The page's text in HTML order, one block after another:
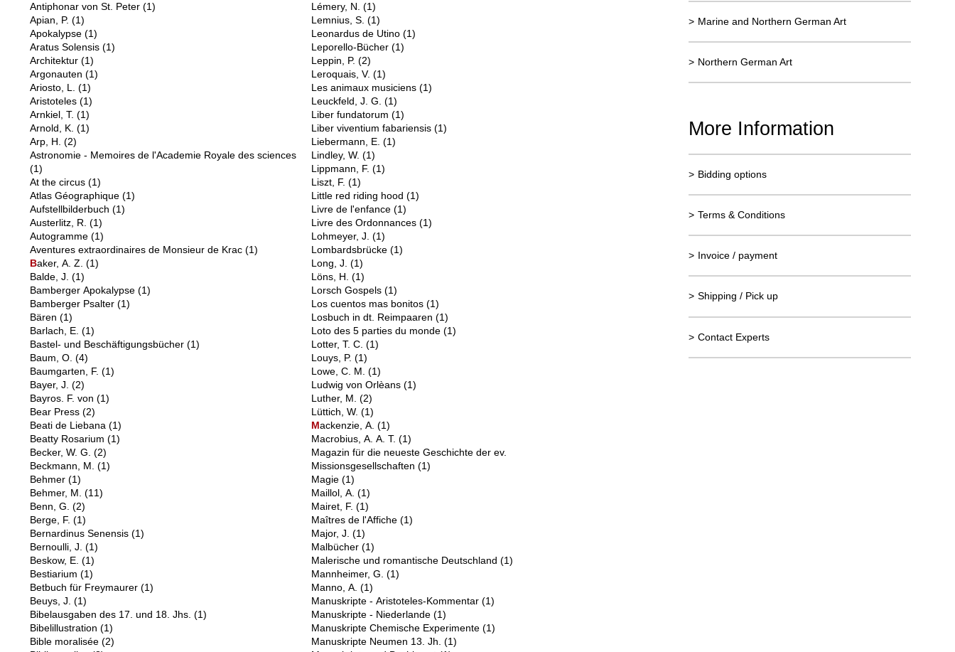
> Marine and Northern German Art
> Northern German Art
More Information
> Bidding options
> Terms & Conditions
> Invoice / payment
> Shipping / Pick up
> Contact Experts
Antiphonar von St. Peter (1)
Apian, P. (1)
Apokalypse (1)
Aratus Solensis (1)
Architektur (1)
Argonauten (1)
Ariosto, L. (1)
Aristoteles (1)
Arnkiel, T. (1)
Arnold, K. (1)
Arp, H. (2)
Astronomie - Memoires de l'Academie Royale des sciences
(1)
At the circus (1)
Atlas Géographique (1)
Aufstellbilderbuch (1)
Austerlitz, R. (1)
Autogramme (1)
Aventures extraordinaires de Monsieur de Krac (1)
Baker, A. Z. (1)
Balde, J. (1)
Bamberger Apokalypse (1)
Bamberger Psalter (1)
Bären (1)
Barlach, E. (1)
Bastel- und Beschäftigungsbücher (1)
Baum, O. (4)
Baumgarten, F. (1)
Bayer, J. (2)
Bayros. F. von (1)
Bear Press (2)
Beati de Liebana (1)
Beatty Rosarium (1)
Becker, W. G. (2)
Beckmann, M. (1)
Behmer (1)
Behmer, M. (11)
Benn, G. (2)
Berge, F. (1)
Bernardinus Senensis (1)
Bernoulli, J. (1)
Beskow, E. (1)
Bestiarium (1)
Betbuch für Freymaurer (1)
Beuys, J. (1)
Bibelausgaben des 17. und 18. Jhs. (1)
Bibelillustration (1)
Bible moralisée (2)
Lémery, N.(1)
Lemnius, S.(1)
Leonardus de Utino(1)
Leporello-Bücher(1)
Leppin, P.(2)
Leroquais, V.(1)
Les animaux musiciens(1)
Leuckfeld, J. G.(1)
Liber fundatorum(1)
Liber viventium fabariensis(1)
Liebermann, E.(1)
Lindley, W.(1)
Lippmann, F.(1)
Liszt, F.(1)
Little red riding hood(1)
Livre de l'enfance(1)
Livre des Ordonnances(1)
Lohmeyer, J.(1)
Lombardsbrücke(1)
Long, J.(1)
Löns, H.(1)
Lorsch Gospels(1)
Los cuentos mas bonitos(1)
Losbuch in dt. Reimpaaren(1)
Loto des 5 parties du monde(1)
Lotter, T. C.(1)
Louys, P.(1)
Lowe, C. M.(1)
Ludwig von Orlèans(1)
Luther, M.(2)
Lüttich, W.(1)
Mackenzie, A.(1)
Macrobius, A. A. T.(1)
Magazin für die neueste Geschichte der ev.
Missionsgesellschaften(1)
Magie(1)
Maillol, A.(1)
Mairet, F.(1)
Maîtres de l'Affiche(1)
Major, J.(1)
Malbücher(1)
Malerische und romantische Deutschland(1)
Mannheimer, G.(1)
Manno, A.(1)
Manuskripte - Aristoteles-Kommentar(1)
Manuskripte - Niederlande(1)
Manuskripte Chemische Experimente(1)
Manuskripte Neumen 13. Jh.(1)